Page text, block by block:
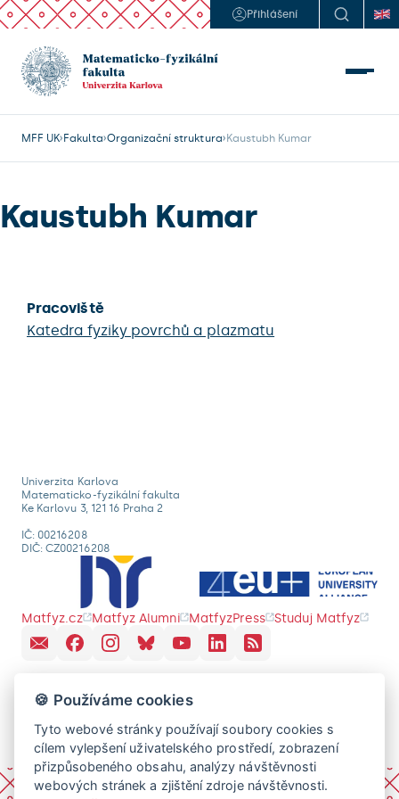
Přihlášení
MFF UK Fakulta Organizační struktura Kaustubh Kumar
Kaustubh Kumar
Pracoviště
Katedra fyziky povrchů a plazmatu
Univerzita Karlova
Matematicko-fyzikální fakulta
Ke Karlovu 3, 121 16 Praha 2
IČ: 00216208
DIČ: CZ00216208
Matfyz.cz Matfyz Alumni MatfyzPress Studuj Matfyz
🍪 Používáme cookies
Tyto webové stránky používají soubory cookies s
cílem vylepšení uživatelského prostředí, zobrazení
přizpůsobeného obsahu, analýzy návštěvnosti
webových stránek a zjištění zdroje návštěvnosti.